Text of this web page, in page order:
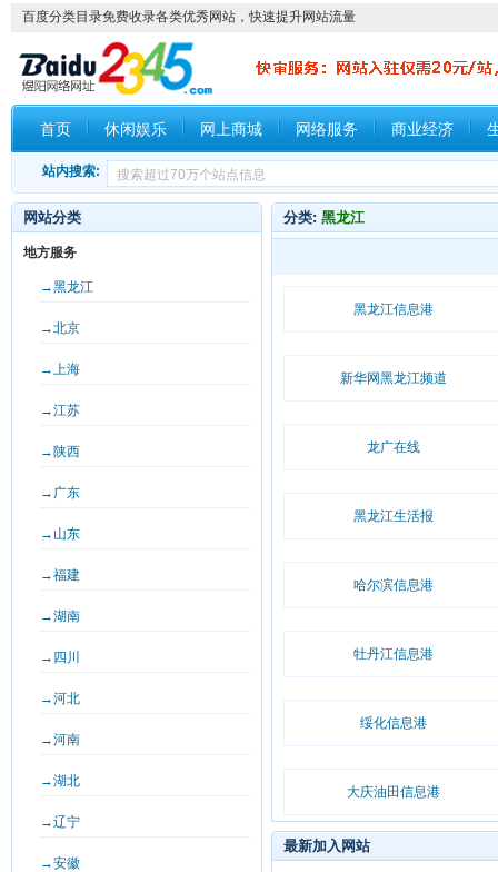
百度分类目录免费收录各类优秀网站，快速提升网站流量
首页 休闲娱乐 网上商城 网络服务 商业经济
站内搜索:
分类: 黑龙江
黑龙江信息港
新华网黑龙江频道
龙广在线
黑龙江生活报
哈尔滨信息港
牡丹江信息港
绥化信息港
大庆油田信息港
最新加入网站
网站分类
地方服务
→黑龙江
→北京
→上海
→江苏
→陕西
→广东
→山东
→福建
→湖南
→四川
→河北
→河南
→湖北
→辽宁
→安徽